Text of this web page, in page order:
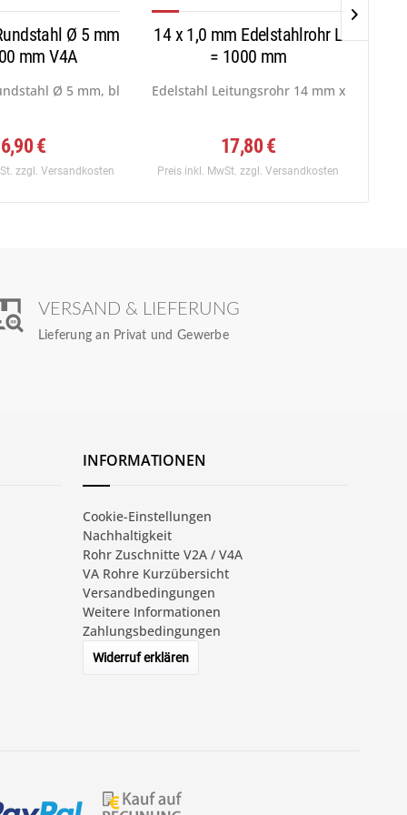
Ø 5 mm
mm V4A
Ø 5 mm, blank gezogen h9,...
6,90 €
zzgl. Versandkosten
14 x 1,0 mm Edelstahlrohr L
= 1000 mm
Edelstahl Leitungsrohr 14 mm x 1,0 mm,
17,80 €
Preis inkl. MwSt.zzgl. Versandkosten
VERSAND & LIEFERUNG
Lieferung an Privat und Gewerbe
INFORMATIONEN
Cookie-Einstellungen
Nachhaltigkeit
Rohr Zuschnitte V2A / V4A
VA Rohre Kurzübersicht
Versandbedingungen
Weitere Informationen
Zahlungsbedingungen
Widerruf erklären